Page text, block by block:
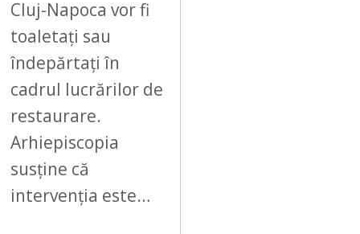
Cluj-Napoca vor fi
toaletați sau
îndepărtați în
cadrul lucrărilor de
restaurare.
Arhiepiscopia
susține că
intervenția este…